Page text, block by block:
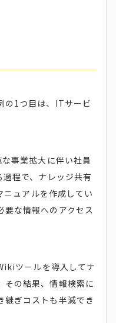
の1つ目は、ITサービ
事業拡大に伴い社員
程で、ナレッジ共有
ュアルを作成してい
要な情報へのアクセス
ツールを導入してナ
その結果、情報検索に
継ぎコストも半減でき